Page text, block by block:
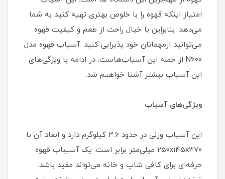
امتیاز اینکه قهوه را با خلوص بهتری تهیه کنید به شما
می‌دهد. بنابراین با خیال راحت از طعم و کیفیت قهوه
می‌توانید ازمهمانان خود پذیرایی کنید. آسیاب قهوه مدل
N600 از جمله این آسیاب‌هاست. در ادامه با ویژگی‌های
این آسیاب بیشتر آشنا خواهیم شد.
ویژگی‌های آسیاب
این آسیاب وزنی در حدود 3.6 کیلوگرم دارد و ابعاد آن با
250x145x370 میلی‌متر برابر است. یک آسیباب قهوه
حرفه‌ای برای کافی شاپ و خانه می‌تواند مفید باشد.